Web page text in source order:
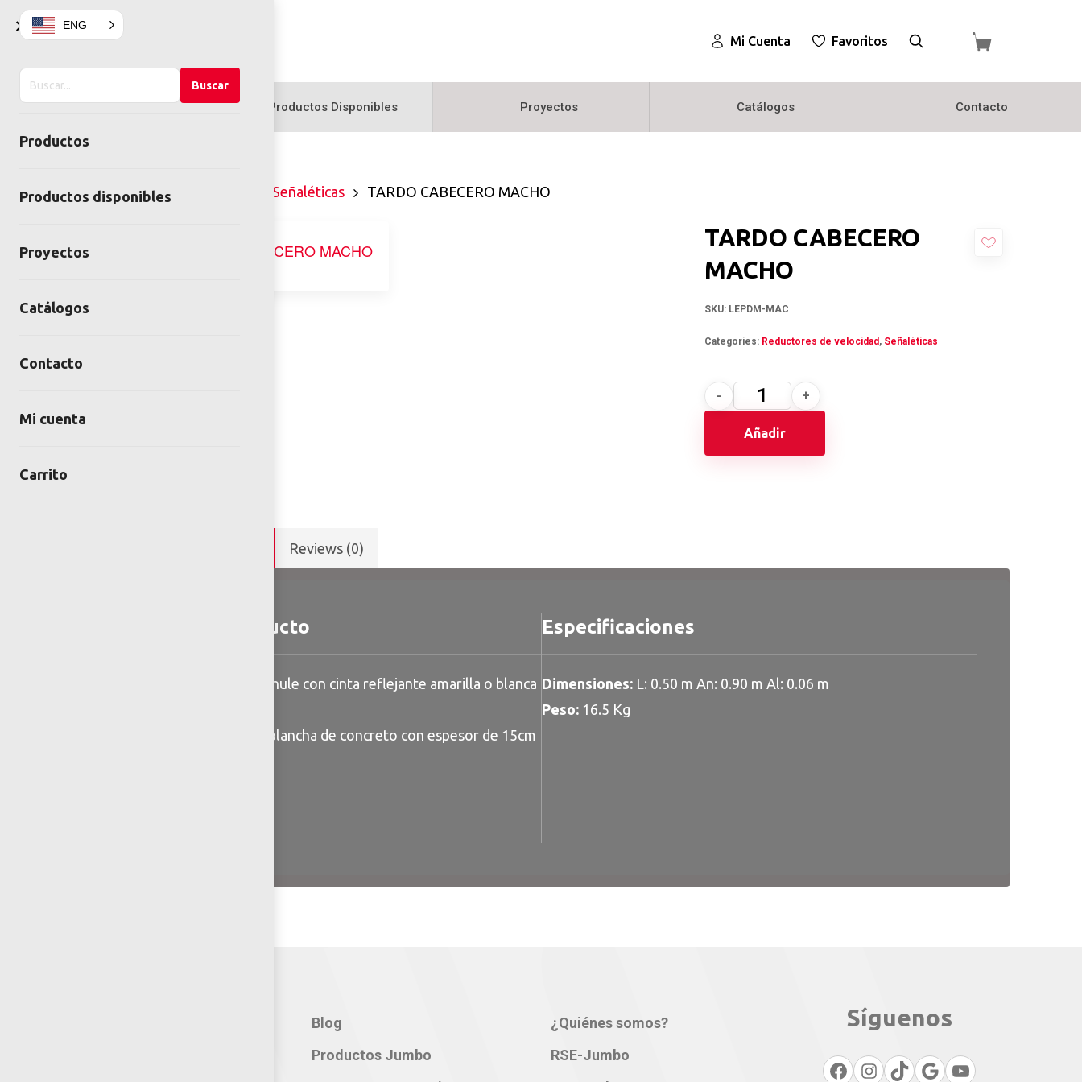
Mi Cuenta Favoritos
Productos Productos Disponibles Proyectos Catálogos Contacto
Home Mobiliario Urbano Señaléticas TARDO CABECERO MACHO
TARDO CABECERO
MACHO
SKU: LEPDM-MAC
Categories: Reductores de velocidad , Señaléticas
Añadir
Reviews (0)
Detalles del producto
Reductor de velocidad de hule con cinta reflejante amarilla o blanca
Anclaje: Taquetear sobre plancha de concreto con espesor de 15cm
Especificaciones
Dimensiones:L: 0.50 m An: 0.90 m Al: 0.06 m
Peso:16.5 Kg
Blog
Productos Jumbo
¿Quiénes somos?
RSE-Jumbo
Síguenos
Facebook
Instagram
TikTok
GoogleYouTube
×
Buscar
en
Buscar
Productos
Productos disponibles
Proyectos
Catálogos
Contacto
Mi cuenta
Carrito
ENG